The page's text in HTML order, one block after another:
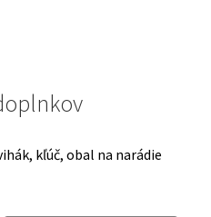
kľúč, obal na narádie